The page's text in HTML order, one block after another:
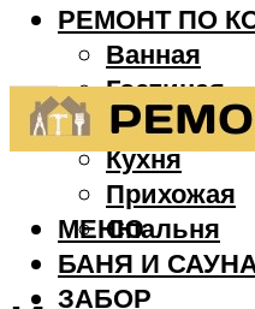
РЕМОНТ ПО
Ванная
Гостиная
Детская
Кухня
Прихожая
Спальня
БАНЯ И
ЗАБОР
МЕНЮ